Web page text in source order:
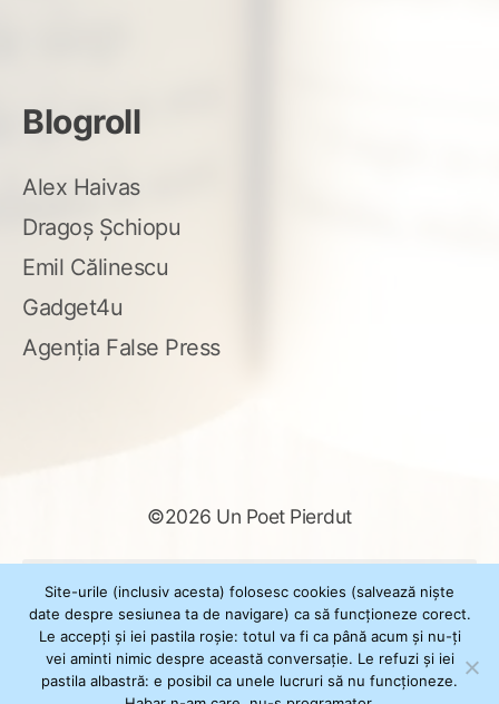
Blogroll
Alex Haivas
Dragoș Șchiopu
Emil Călinescu
Gadget4u
Agenția False Press
©2026 Un Poet Pierdut
după:
Powered byWordPress
Site-urile (inclusiv acesta) folosesc cookies (salvează niște
date despre sesiunea ta de navigare) ca să funcționeze corect.
Le accepți și iei pastila roșie: totul va fi ca până acum și nu-ți
vei aminti nimic despre această conversație. Le refuzi și iei
pastila albastră: e posibil ca unele lucruri să nu funcționeze.